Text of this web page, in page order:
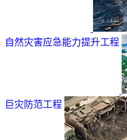
自然灾害应急能力提升工程
巨灾防范工程